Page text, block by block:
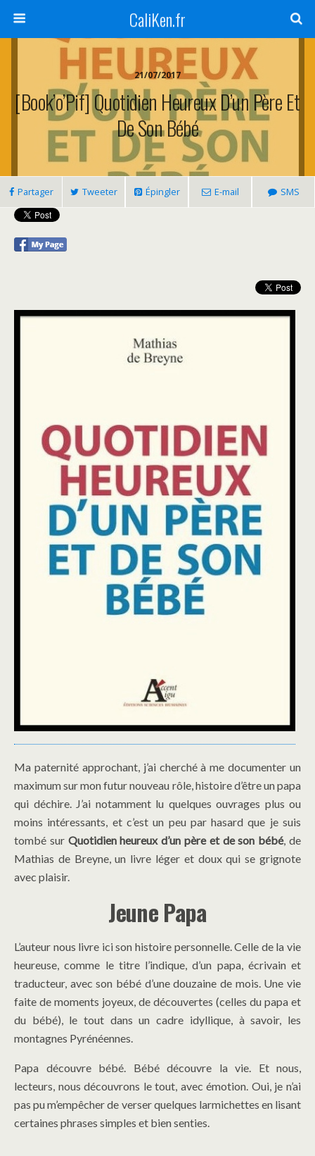
CaliKen.fr
21/07/2017
[Book’o’Pif] Quotidien Heureux D’un Père Et
De Son Bébé
Partager Tweeter Épingler E-mail SMS
Ma paternité approchant, j’ai cherché à me documenter un
maximum sur mon futur nouveau rôle, histoire d’être un papa
qui déchire. J’ai notamment lu quelques ouvrages plus ou
moins intéressants, et c’est un peu par hasard que je suis
tombé sur Quotidien heureux d’un père et de son bébé, de
Mathias de Breyne, un livre léger et doux qui se grignote
avec plaisir.
Jeune Papa
L’auteur nous livre ici son histoire personnelle. Celle de la vie
heureuse, comme le titre l’indique, d’un papa, écrivain et
traducteur, avec son bébé d’une douzaine de mois. Une vie
faite de moments joyeux, de découvertes (celles du papa et
du bébé), le tout dans un cadre idyllique, à savoir, les
montagnes Pyrénéennes.
Papa découvre bébé. Bébé découvre la vie. Et nous,
lecteurs, nous découvrons le tout, avec émotion. Oui, je n’ai
pas pu m’empêcher de verser quelques larmichettes en lisant
certaines phrases simples et bien senties.